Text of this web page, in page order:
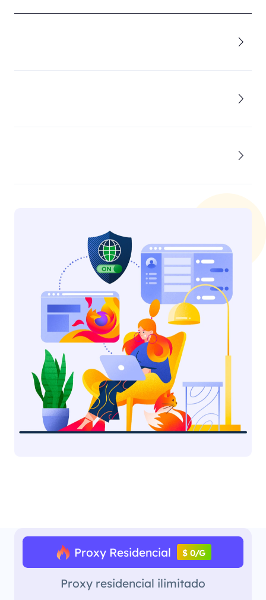
Proxy Residencial $ 0/G
Proxy residencial ilimitado